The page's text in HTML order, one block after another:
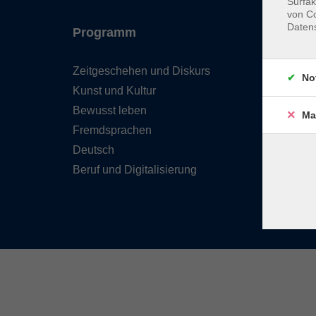
Programm
Zeitgeschehen und Diskurs
Kunst und Kultur
Bewusst leben
Fremdsprachen
Deutsch
Beruf und Digitalisierung
von